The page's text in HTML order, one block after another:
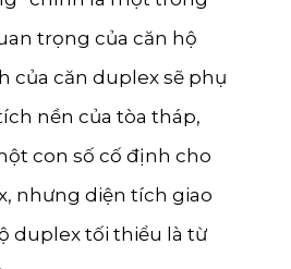
trọng của căn hộ
của căn duplex sẽ phụ
nền của tòa tháp,
con số cố định cho
nhưng diện tích giao
duplex tối thiểu là từ